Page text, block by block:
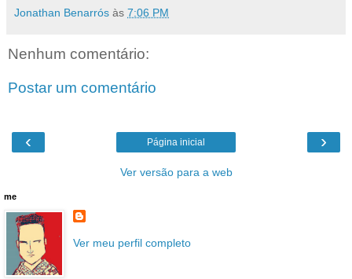
Jonathan Benarrós às 7:06 PM
Nenhum comentário:
Postar um comentário
‹ ›
Página inicial
Ver versão para a web
me
Ver meu perfil completo